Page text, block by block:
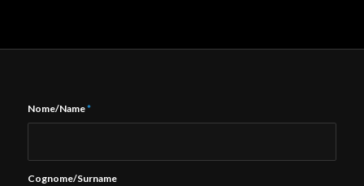
Nome/Name*
Cognome/Surname